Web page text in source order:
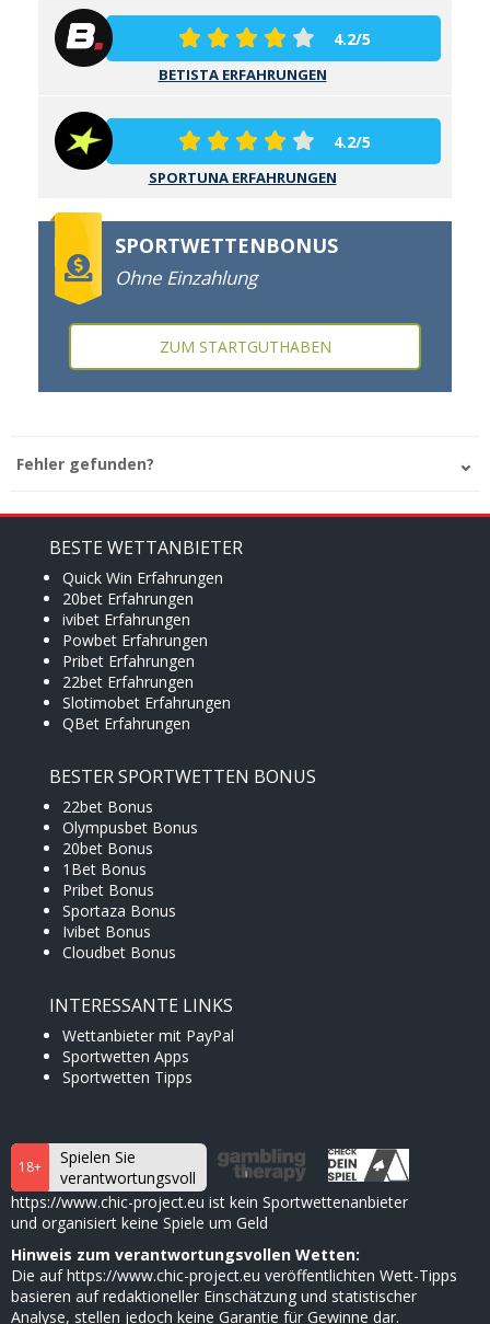
4.2/5
BETISTA ERFAHRUNGEN
4.2/5
SPORTUNA ERFAHRUNGEN
SPORTWETTENBONUS
Ohne Einzahlung
ZUM STARTGUTHABEN
Fehler gefunden?
BESTE WETTANBIETER
Quick Win Erfahrungen
20bet Erfahrungen
ivibet Erfahrungen
Powbet Erfahrungen
Pribet Erfahrungen
22bet Erfahrungen
Slotimobet Erfahrungen
QBet Erfahrungen
BESTER SPORTWETTEN BONUS
22bet Bonus
Olympusbet Bonus
20bet Bonus
1Bet Bonus
Pribet Bonus
Sportaza Bonus
Ivibet Bonus
Cloudbet Bonus
INTERESSANTE LINKS
Wettanbieter mit PayPal
Sportwetten Apps
Sportwetten Tipps
18+
Spielen Sie
verantwortungsvoll
https://www.chic-project.eu ist kein Sportwettenanbieter
und organisiert keine Spiele um Geld
Hinweis zum verantwortungsvollen Wetten:
Die auf https://www.chic-project.eu veröffentlichten Wett-Tipps
basieren auf redaktioneller Einschätzung und statistischer
Analyse, stellen jedoch keine Garantie für Gewinne dar.